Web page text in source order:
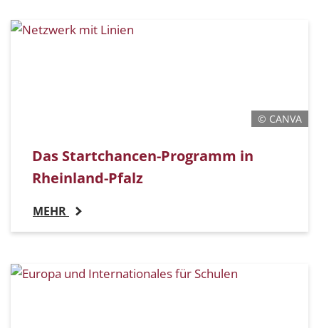
© CANVA
Das Startchancen-Programm in
Rheinland-Pfalz
MEHR